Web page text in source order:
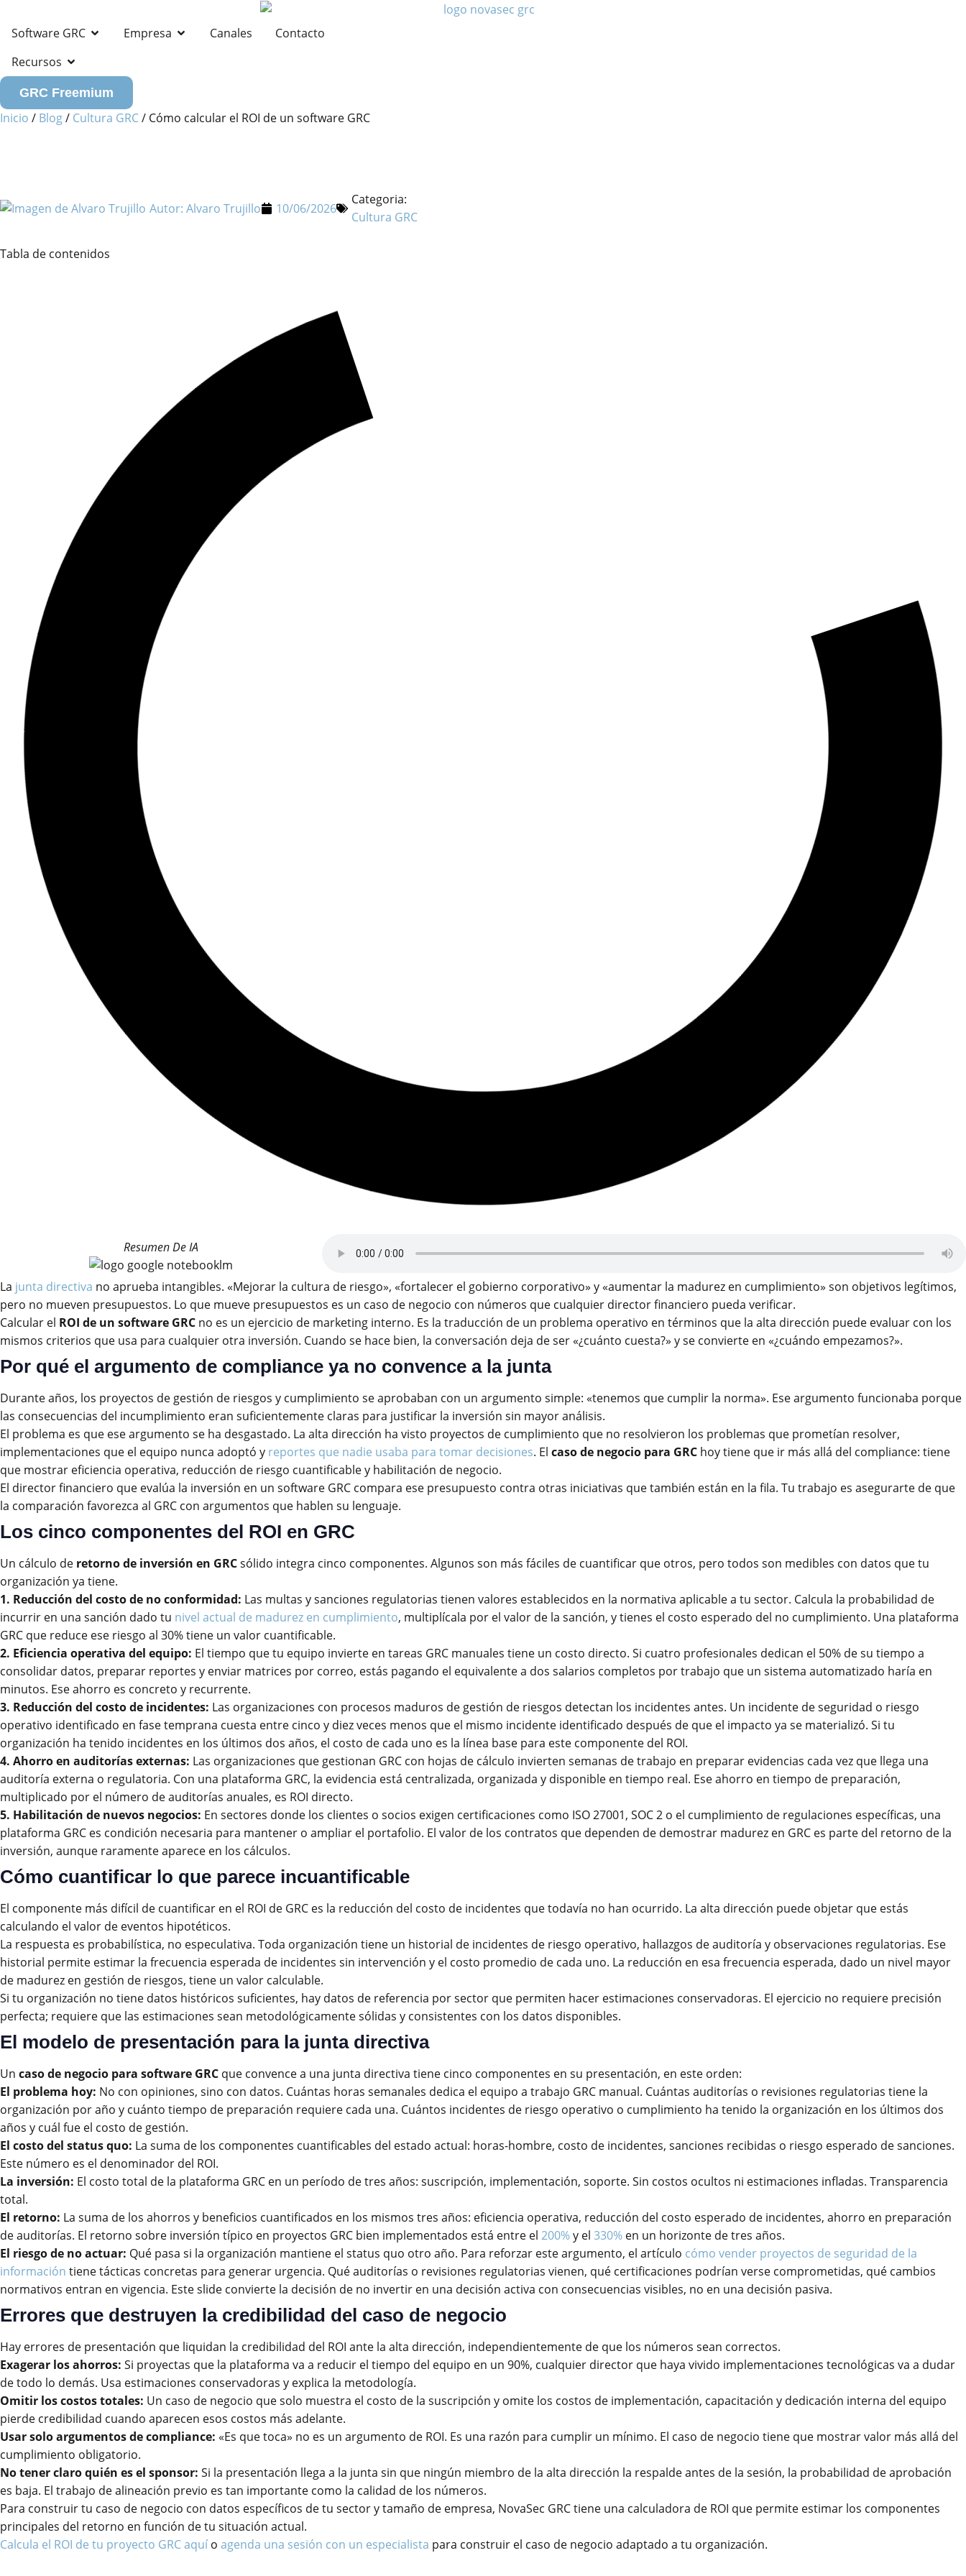
Software GRC Empresa Canales
Contacto
Recursos
GRC Freemium
Inicio / Blog/ Cultura GRC/ Cómo calcular el ROI de un software GRC
Autor: Alvaro Trujillo 10/06/2026
Categoria:
Cultura GRC
Tabla de contenidos
Resumen De IA
La junta directiva no aprueba intangibles. «Mejorar la cultura de riesgo», «fortalecer el gobierno corporativo» y «aumentar la madurez en cumplimiento» son objetivos legítimos,
pero no mueven presupuestos. Lo que mueve presupuestos es un caso de negocio con números que cualquier director financiero pueda verificar.
Calcular el ROI de un software GRC no es un ejercicio de marketing interno. Es la traducción de un problema operativo en términos que la alta dirección puede evaluar con los
mismos criterios que usa para cualquier otra inversión. Cuando se hace bien, la conversación deja de ser «¿cuánto cuesta?» y se convierte en «¿cuándo empezamos?».
Por qué el argumento de compliance ya no convence a la junta
Durante años, los proyectos de gestión de riesgos y cumplimiento se aprobaban con un argumento simple: «tenemos que cumplir la norma». Ese argumento funcionaba porque
las consecuencias del incumplimiento eran suficientemente claras para justificar la inversión sin mayor análisis.
El problema es que ese argumento se ha desgastado. La alta dirección ha visto proyectos de cumplimiento que no resolvieron los problemas que prometían resolver,
implementaciones que el equipo nunca adoptó y reportes que nadie usaba para tomar decisiones. El caso de negocio para GRC hoy tiene que ir más allá del compliance: tiene
que mostrar eficiencia operativa, reducción de riesgo cuantificable y habilitación de negocio.
El director financiero que evalúa la inversión en un software GRC compara ese presupuesto contra otras iniciativas que también están en la fila. Tu trabajo es asegurarte de que
la comparación favorezca al GRC con argumentos que hablen su lenguaje.
Los cinco componentes del ROI en GRC
Un cálculo de retorno de inversión en GRCsólido integra cinco componentes. Algunos son más fáciles de cuantificar que otros, pero todos son medibles con datos que tu
organización ya tiene.
1. Reducción del costo de no conformidad: Las multas y sanciones regulatorias tienen valores establecidos en la normativa aplicable a tu sector. Calcula la probabilidad de
incurrir en una sanción dado tu nivel actual de madurez en cumplimiento, multiplícala por el valor de la sanción, y tienes el costo esperado del no cumplimiento. Una plataforma
GRC que reduce ese riesgo al 30% tiene un valor cuantificable.
2. Eficiencia operativa del equipo: El tiempo que tu equipo invierte en tareas GRC manuales tiene un costo directo. Si cuatro profesionales dedican el 50% de su tiempo a
consolidar datos, preparar reportes y enviar matrices por correo, estás pagando el equivalente a dos salarios completos por trabajo que un sistema automatizado haría en
minutos. Ese ahorro es concreto y recurrente.
3. Reducción del costo de incidentes: Las organizaciones con procesos maduros de gestión de riesgos detectan los incidentes antes. Un incidente de seguridad o riesgo
operativo identificado en fase temprana cuesta entre cinco y diez veces menos que el mismo incidente identificado después de que el impacto ya se materializó. Si tu
organización ha tenido incidentes en los últimos dos años, el costo de cada uno es la línea base para este componente del ROI.
4. Ahorro en auditorías externas: Las organizaciones que gestionan GRC con hojas de cálculo invierten semanas de trabajo en preparar evidencias cada vez que llega una
auditoría externa o regulatoria. Con una plataforma GRC, la evidencia está centralizada, organizada y disponible en tiempo real. Ese ahorro en tiempo de preparación,
multiplicado por el número de auditorías anuales, es ROI directo.
5. Habilitación de nuevos negocios: En sectores donde los clientes o socios exigen certificaciones como ISO 27001, SOC 2 o el cumplimiento de regulaciones específicas, una
plataforma GRC es condición necesaria para mantener o ampliar el portafolio. El valor de los contratos que dependen de demostrar madurez en GRC es parte del retorno de la
inversión, aunque raramente aparece en los cálculos.
Cómo cuantificar lo que parece incuantificable
El componente más difícil de cuantificar en el ROI de GRC es la reducción del costo de incidentes que todavía no han ocurrido. La alta dirección puede objetar que estás
calculando el valor de eventos hipotéticos.
La respuesta es probabilística, no especulativa. Toda organización tiene un historial de incidentes de riesgo operativo, hallazgos de auditoría y observaciones regulatorias. Ese
historial permite estimar la frecuencia esperada de incidentes sin intervención y el costo promedio de cada uno. La reducción en esa frecuencia esperada, dado un nivel mayor
de madurez en gestión de riesgos, tiene un valor calculable.
Si tu organización no tiene datos históricos suficientes, hay datos de referencia por sector que permiten hacer estimaciones conservadoras. El ejercicio no requiere precisión
perfecta; requiere que las estimaciones sean metodológicamente sólidas y consistentes con los datos disponibles.
El modelo de presentación para la junta directiva
Un caso de negocio para software GRC que convence a una junta directiva tiene cinco componentes en su presentación, en este orden:
El problema hoy: No con opiniones, sino con datos. Cuántas horas semanales dedica el equipo a trabajo GRC manual. Cuántas auditorías o revisiones regulatorias tiene la
organización por año y cuánto tiempo de preparación requiere cada una. Cuántos incidentes de riesgo operativo o cumplimiento ha tenido la organización en los últimos dos
años y cuál fue el costo de gestión.
El costo del status quo: La suma de los componentes cuantificables del estado actual: horas-hombre, costo de incidentes, sanciones recibidas o riesgo esperado de sanciones.
Este número es el denominador del ROI.
La inversión: El costo total de la plataforma GRC en un período de tres años: suscripción, implementación, soporte. Sin costos ocultos ni estimaciones infladas. Transparencia
total.
El retorno: La suma de los ahorros y beneficios cuantificados en los mismos tres años: eficiencia operativa, reducción del costo esperado de incidentes, ahorro en preparación
de auditorías. El retorno sobre inversión típico en proyectos GRC bien implementados está entre el 200%y el 330% en un horizonte de tres años.
El riesgo de no actuar: Qué pasa si la organización mantiene el status quo otro año. Para reforzar este argumento, el artículo cómo vender proyectos de seguridad de la
información tiene tácticas concretas para generar urgencia. Qué auditorías o revisiones regulatorias vienen, qué certificaciones podrían verse comprometidas, qué cambios
normativos entran en vigencia. Este slide convierte la decisión de no invertir en una decisión activa con consecuencias visibles, no en una decisión pasiva.
Errores que destruyen la credibilidad del caso de negocio
Hay errores de presentación que liquidan la credibilidad del ROI ante la alta dirección, independientemente de que los números sean correctos.
Exagerar los ahorros: Si proyectas que la plataforma va a reducir el tiempo del equipo en un 90%, cualquier director que haya vivido implementaciones tecnológicas va a dudar
de todo lo demás. Usa estimaciones conservadoras y explica la metodología.
Omitir los costos totales: Un caso de negocio que solo muestra el costo de la suscripción y omite los costos de implementación, capacitación y dedicación interna del equipo
pierde credibilidad cuando aparecen esos costos más adelante.
Usar solo argumentos de compliance: «Es que toca» no es un argumento de ROI. Es una razón para cumplir un mínimo. El caso de negocio tiene que mostrar valor más allá del
cumplimiento obligatorio.
No tener claro quién es el sponsor: Si la presentación llega a la junta sin que ningún miembro de la alta dirección la respalde antes de la sesión, la probabilidad de aprobación
es baja. El trabajo de alineación previo es tan importante como la calidad de los números.
Para construir tu caso de negocio con datos específicos de tu sector y tamaño de empresa, NovaSec GRC tiene una calculadora de ROI que permite estimar los componentes
principales del retorno en función de tu situación actual.
Calcula el ROI de tu proyecto GRC aquío agenda una sesión con un especialista para construir el caso de negocio adaptado a tu organización.